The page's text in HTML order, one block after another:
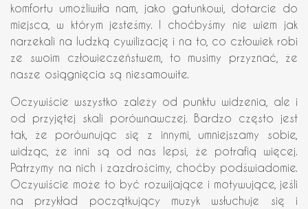
komfortu umożliwiła nam, jako gatunkowi, dotarcie do
miejsca, w którym jesteśmy. I choćbyśmy nie wiem jak
narzekali na ludzką cywilizację i na to, co człowiek robi
ze swoim człowieczeństwem, to musimy przyznać, że
nasze osiągnięcia są niesamowite.
Oczywiście wszystko zależy od punktu widzenia, ale i
od przyjętej skali porównawczej. Bardzo często jest
tak, że porównując się z innymi, umniejszamy sobie,
widząc, że inni są od nas lepsi, że potrafią więcej.
Patrzymy na nich i zazdrościmy, choćby podświadomie.
Oczywiście może to być rozwijające i motywujące, jeśli
na przykład początkujący muzyk wsłuchuje się i